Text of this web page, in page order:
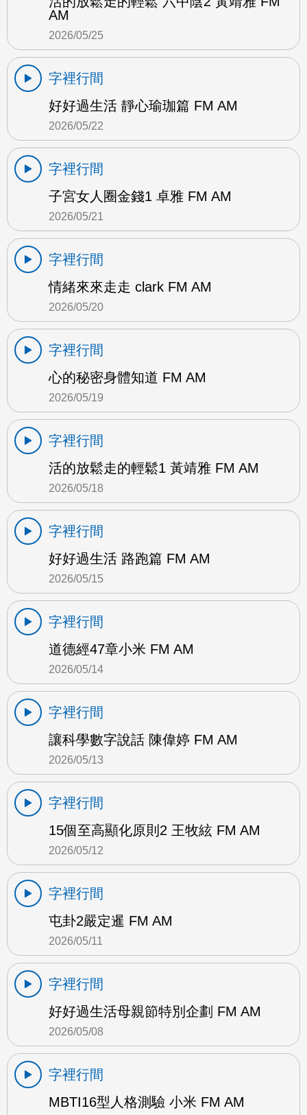
AM
2026/05/25
字裡行間
好好過生活 靜心瑜珈篇 FM AM
2026/05/22
字裡行間
子宮女人圈金錢1 卓雅 FM AM
2026/05/21
字裡行間
情緒來來走走 clark FM AM
2026/05/20
字裡行間
心的秘密身體知道 FM AM
2026/05/19
字裡行間
活的放鬆走的輕鬆1 黃靖雅 FM AM
2026/05/18
字裡行間
好好過生活 路跑篇 FM AM
2026/05/15
字裡行間
道德經47章小米 FM AM
2026/05/14
字裡行間
讓科學數字說話 陳偉婷 FM AM
2026/05/13
字裡行間
15個至高顯化原則2 王牧絃 FM AM
2026/05/12
字裡行間
屯卦2嚴定暹 FM AM
2026/05/11
字裡行間
好好過生活母親節特別企劃 FM AM
2026/05/08
字裡行間
MBTI16型人格測驗 小米 FM AM